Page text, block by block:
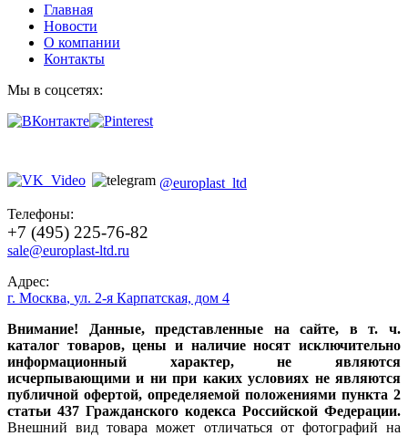
Главная
Новости
О компании
Контакты
Мы в соцсетях:
@europlast_ltd
Телефоны:
+7 (495) 225-76-82
sale@europlast-ltd.ru
Адрес:
г. Москва, ул. 2-я Карпатская, дом 4
Внимание! Данные, представленные на сайте, в т. ч.
каталог товаров, цены и наличие носят исключительно
информационный характер, не являются
исчерпывающими и ни при каких условиях не являются
публичной офертой, определяемой положениями пункта 2
статьи 437 Гражданского кодекса Российской Федерации.
Внешний вид товара может отличаться от фотографий на